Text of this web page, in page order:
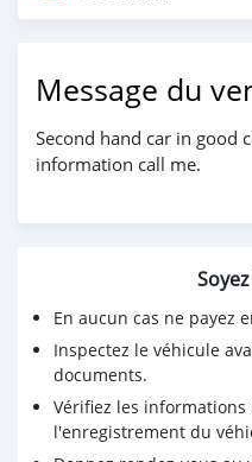
Message du
Second hand car in good
information call me.
En aucun cas ne payez
Inspectez le véhicule
documents.
Vérifiez les
l'enregistrement du